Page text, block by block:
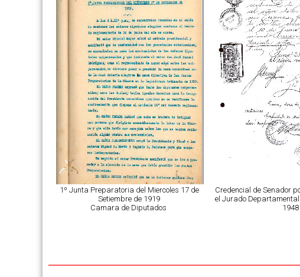
1º Junta Preparatoria del Miercoles 17 de
Setiembre de 1919
Camara de Diputados
Credencial de Senador
el Jurado Departamental
1948